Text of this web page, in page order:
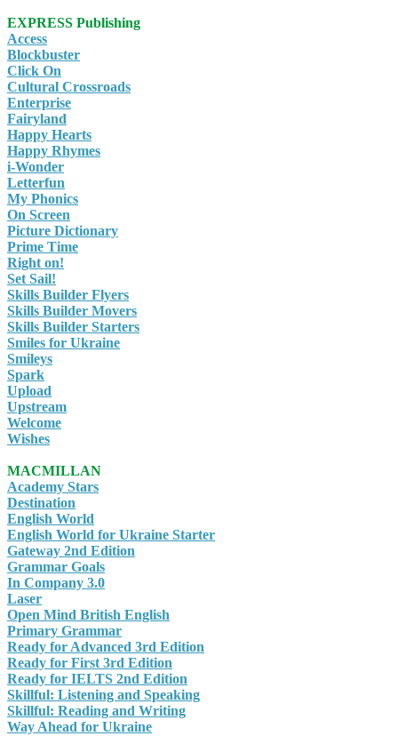
EXPRESS Publishing
Access
Blockbuster
Click On
Cultural Crossroads
Enterprise
Fairyland
Happy Hearts
Happy Rhymes
i-Wonder
Letterfun
My Phonics
On Screen
Picture Dictionary
Prime Time
Right on!
Set Sail!
Skills Builder Flyers
Skills Builder Movers
Skills Builder Starters
Smiles for Ukraine
Smileys
Spark
Upload
Upstream
Welcome
Wishes
MACMILLAN
Academy Stars
Destination
English World
English World for Ukraine Starter
Gateway 2nd Edition
Grammar Goals
In Company 3.0
Laser
Open Mind British English
Primary Grammar
Ready for Advanced 3rd Edition
Ready for First 3rd Edition
Ready for IELTS 2nd Edition
Skillful: Listening and Speaking
Skillful: Reading and Writing
Way Ahead for Ukraine